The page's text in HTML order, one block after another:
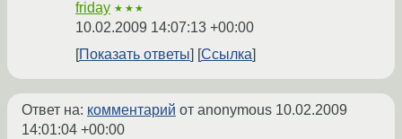
friday ★★★
10.02.2009 14:07:13 +00:00
Показать ответы
Ссылка
Ответ на: комментарий от anonymous 10.02.2009
14:01:04 +00:00